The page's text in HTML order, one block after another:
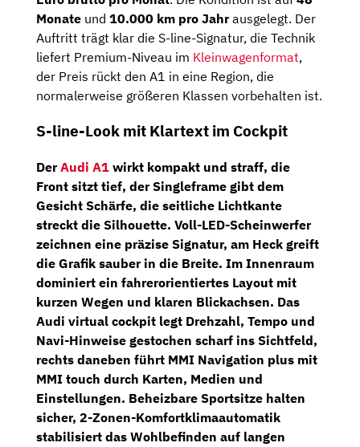
Monate und 10.000 km pro Jahrausgelegt. Der
Auftritt trägt klar die S-line-Signatur, die Technik
liefert Premium-Niveau im Kleinwagenformat,
der Preis rückt den A1 in eine Region, die
normalerweise größeren Klassen vorbehalten ist.
S-line-Look mit Klartext im Cockpit
DerAudi A1 wirkt kompakt und straff, die
Front sitzt tief, der Singleframe gibt dem
Gesicht Schärfe, die seitliche Lichtkante
streckt die Silhouette. Voll-LED-Scheinwerfer
zeichnen eine präzise Signatur, am Heck greift
die Grafik sauber in die Breite. Im Innenraum
dominiert ein fahrerorientiertes Layout mit
kurzen Wegen und klaren Blickachsen. Das
Audi virtual cockpit legt Drehzahl, Tempo und
Navi-Hinweise gestochen scharf ins Sichtfeld,
rechts daneben führt MMI Navigation plus mit
MMI touch durch Karten, Medien und
Einstellungen. Beheizbare Sportsitze halten
sicher, 2-Zonen-Komfortklimaautomatik
stabilisiert das Wohlbefinden auf langen